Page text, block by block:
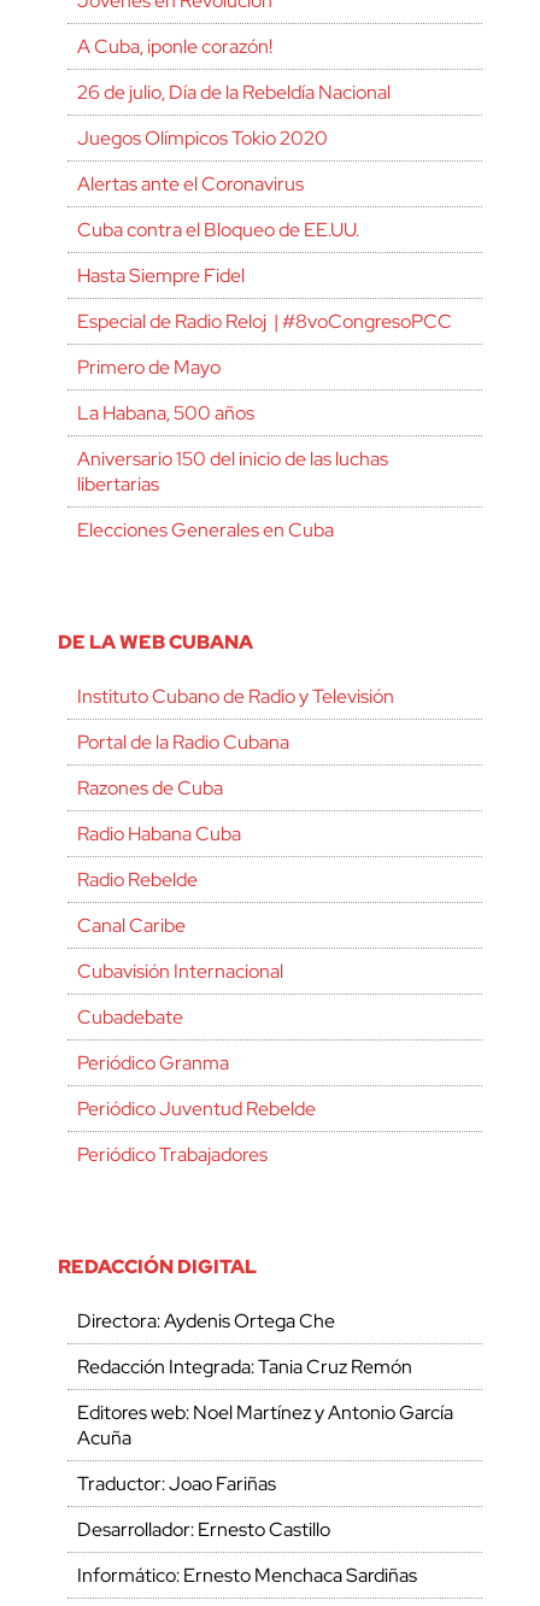
A Cuba, ¡ponle corazón!
26 de julio, Día de la Rebeldía Nacional
Juegos Olímpicos Tokio 2020
Alertas ante el Coronavirus
Cuba contra el Bloqueo de EE.UU.
Hasta Siempre Fidel
Especial de Radio Reloj | #8voCongresoPCC
Primero de Mayo
La Habana, 500 años
Aniversario 150 del inicio de las luchas
libertarias
Elecciones Generales en Cuba
DE LA WEB CUBANA
Instituto Cubano de Radio y Televisión
Portal de la Radio Cubana
Razones de Cuba
Radio Habana Cuba
Radio Rebelde
Canal Caribe
Cubavisión Internacional
Cubadebate
Periódico Granma
Periódico Juventud Rebelde
Periódico Trabajadores
REDACCIÓN DIGITAL
Directora: Aydenis Ortega Che
Redacción Integrada: Tania Cruz Remón
Editores web: Noel Martínez y Antonio García
Acuña
Traductor: Joao Fariñas
Desarrollador: Ernesto Castillo
Informático: Ernesto Menchaca Sardiñas